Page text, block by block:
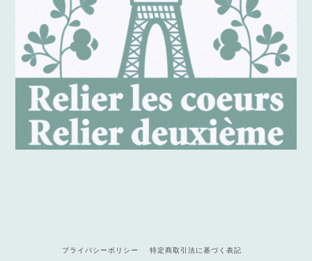
プライバシーポリシー 特定商取引法に基づく表記